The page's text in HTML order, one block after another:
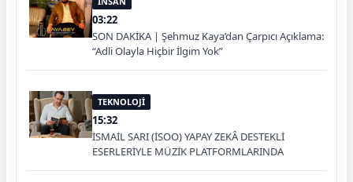
03:22
SON DAKİKA | Şehmuz Kaya’dan Çarpıcı Açıklama:
“Adli Olayla Hiçbir İlgim Yok”
TEKNOLOJİ
15:32
İSMAİL SARI (İSOO) YAPAY ZEKÂ DESTEKLİ
ESERLERİYLE MÜZİK PLATFORMLARINDA